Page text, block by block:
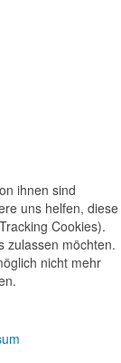
ihnen sind
uns helfen, diese
Cookies).
zulassen möchten.
nicht mehr